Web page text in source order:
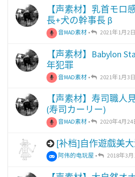
【声素材】乳首モロ
長+犬の幹事長 β
音MAD素材 • 2021年1月2
【声素材】Babylon
年犯罪
音MAD素材 • 2021年1月3
【声素材】寿司職人
(寿司カーリー)
音MAD素材 • 2020年4月24
[补档]自作遊戲美
阿伟的电玩屋 • 2018年3